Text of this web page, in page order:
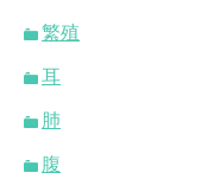
繁殖
耳
肺
腹